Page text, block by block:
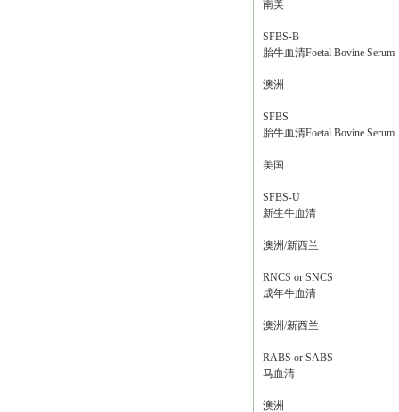
南美
SFBS-B
胎牛血清Foetal Bovine Serum
澳洲
SFBS
胎牛血清Foetal Bovine Serum
美国
SFBS-U
新生牛血清
澳洲/新西兰
RNCS or SNCS
成年牛血清
澳洲/新西兰
RABS or SABS
马血清
澳洲